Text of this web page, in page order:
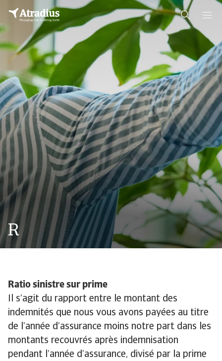
R
Ratio sinistre sur prime
Il s’agit du rapport entre le montant des
indemnités que nous vous avons payées au titre
de l’année d’assurance moins notre part dans les
montants recouvrés après indemnisation
pendant l’année d’assurance, divisé par la prime